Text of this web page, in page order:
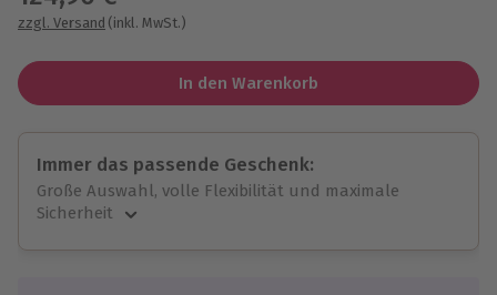
zzgl. Versand (inkl. MwSt.)
In den Warenkorb
Immer das passende Geschenk:
Große Auswahl, volle Flexibilität und maximale
Sicherheit